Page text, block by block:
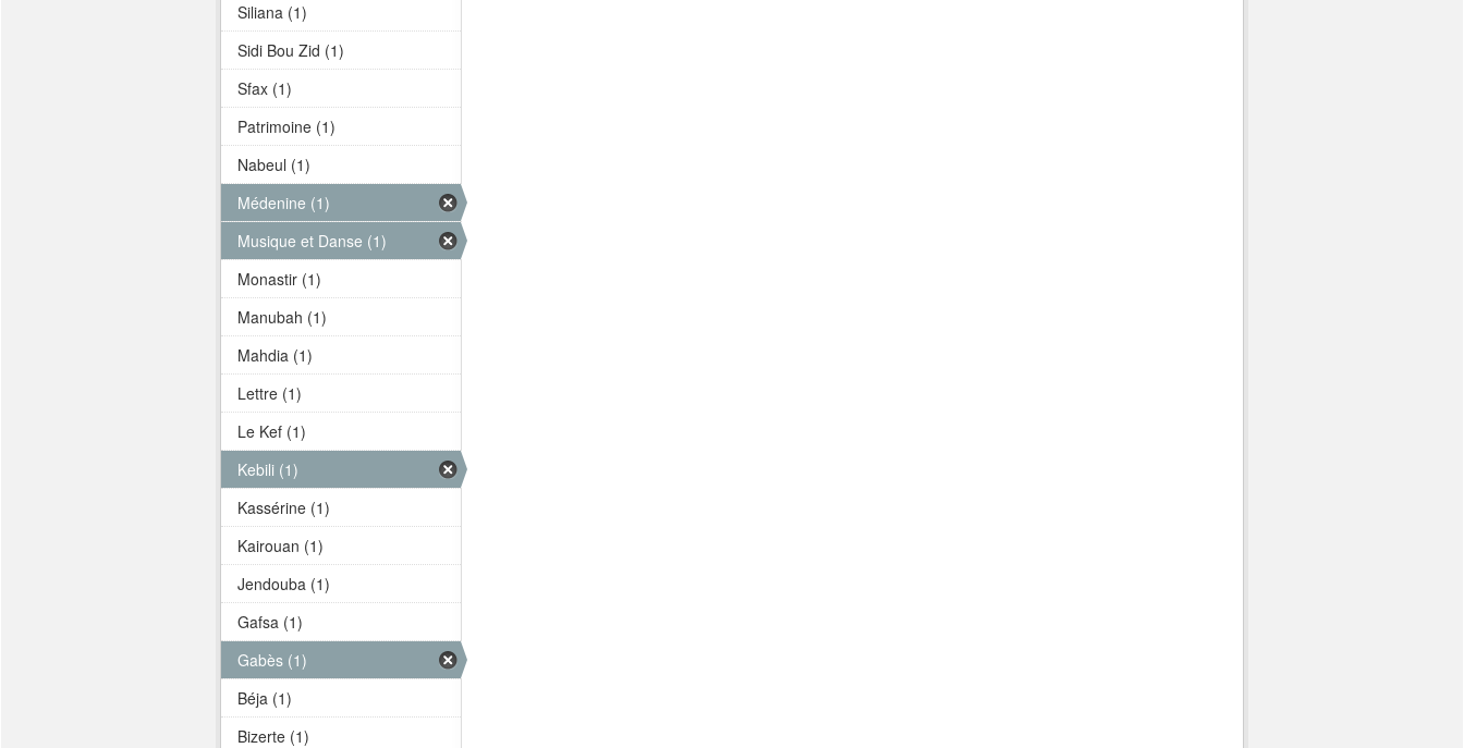
Siliana (1)
Sidi Bou Zid (1)
Sfax (1)
Patrimoine (1)
Nabeul (1)
Médenine (1)
Musique et Danse (1)
Monastir (1)
Manubah (1)
Mahdia (1)
Lettre (1)
Le Kef (1)
Kebili (1)
Kassérine (1)
Kairouan (1)
Jendouba (1)
Gafsa (1)
Gabès (1)
Béja (1)
Bizerte (1)